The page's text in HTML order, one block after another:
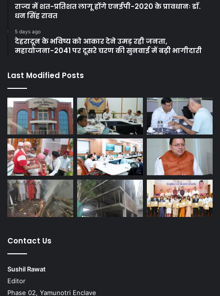
राज्य में शत-प्रतिशत लागू होंगे एनईपी-2020 के प्रावधानः डाॅ.
धन सिंह रावत
5 days ago
देहरादून के भविष्य को आकार देने उमड़ रही जनता,
महायोजना-2041 पर दूसरे चरण की सुनवाई में बढ़ी भागीदारी
Last Modified Posts
Contact Us
Sushil Rawat
Editor
Phase 02, Yamunotri Enclave